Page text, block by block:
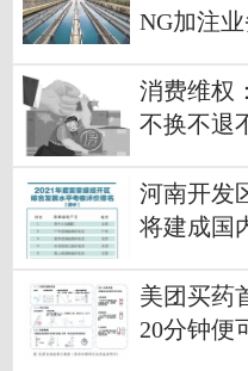
NG加注
消费维权
不换不退
河南开发
将建成国
美团买药
20分钟便